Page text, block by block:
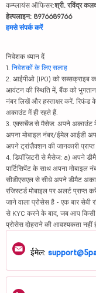
कम्प्लायंस ऑफिसर:श्री. रविंद्र
हेल्पलाइन: 8976689766
हमसे संपर्क करें
निवेशक ध्यान दें
1. निवेशकों के लिए सलाह
2. आईपीओ (IPO) को सब्सक्राइब
आवंटन की स्थिति में, बैंक को
नंबर लिखें और हस्ताक्षर करें. रिफंड
अकाउंट में ही रहते हैं.
3. एक्सचेंज से मैसेज: अपने अकाउंट
अपना मोबाइल नंबर/ईमेल आईडी
अपने ट्रांज़ैक्शन की जानकारी
4. डिपॉज़िटरी से मैसेज: a) अपने
पार्टिसिपेंट के साथ अपना मोबाइल
सीडीएसएल से सीधे अपने डीमैट
रजिस्टर्ड मोबाइल पर अलर्ट प्राप्त
जाने वाला प्रोसेस है - एक बार सेबी
से KYC करने के बाद, जब आप किसी
प्रोसेस दोहराने की आवश्यकता नहीं
ईमेल: